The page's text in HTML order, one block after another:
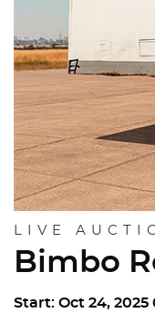
LIVE
Bimbo
Start: Oct 24, 2025